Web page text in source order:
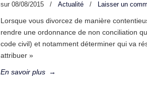
sur 08/08/2015 / Actualité / Laisser un
Lorsque vous divorcez de manière
rendre une ordonnance de non conciliation
code civil) et notamment déterminer qui va
attribuer »
En savoir plus →